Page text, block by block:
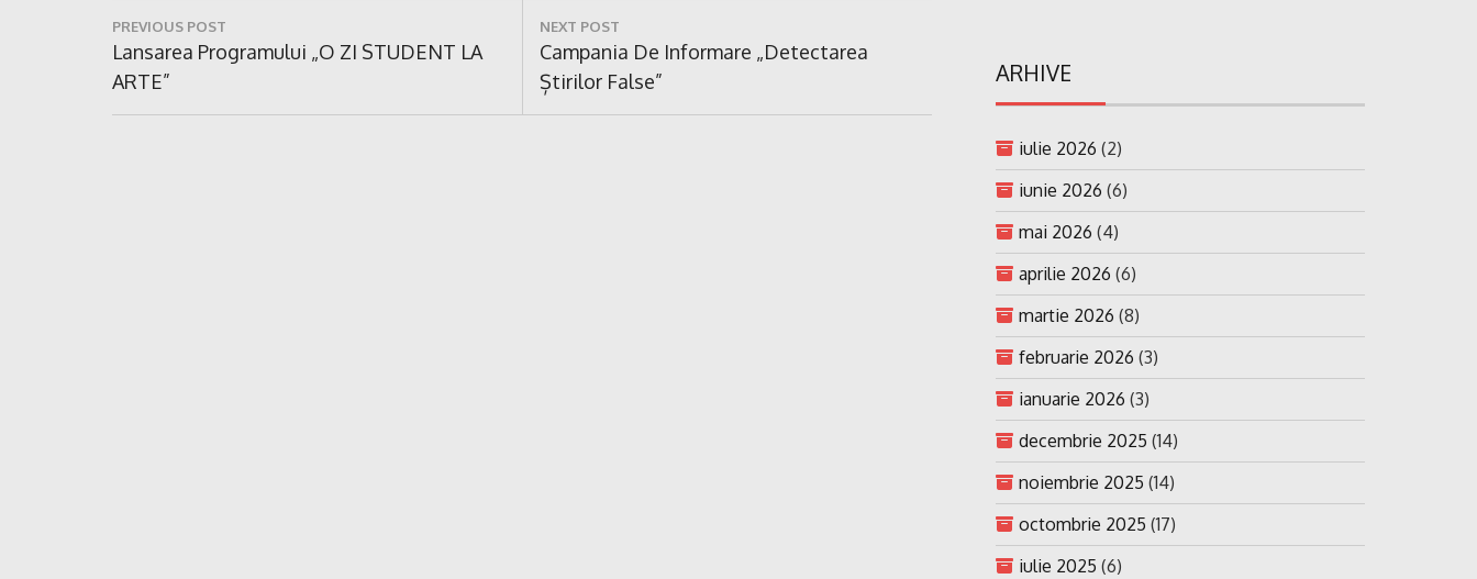
Navigare
în
articole
PREVIOUS POST
Previous
Post:
Lansarea Programului „O ZI STUDENT LA
ARTE”
NEXT POST
Next
Post:
Campania De Informare „Detectarea
Știrilor False”
ARHIVE
iulie 2026 (2)
iunie 2026 (6)
mai 2026 (4)
aprilie 2026 (6)
martie 2026 (8)
februarie 2026 (3)
ianuarie 2026 (3)
decembrie 2025 (14)
noiembrie 2025 (14)
octombrie 2025 (17)
iulie 2025 (6)